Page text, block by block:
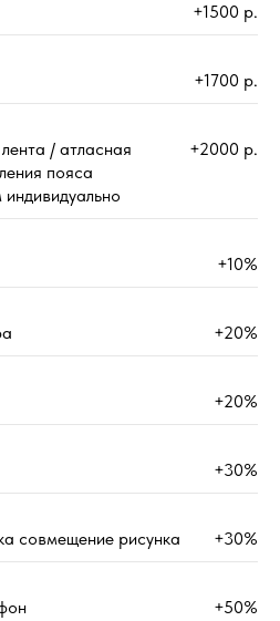
+1500 р.
+1700 р.
/ атласная
пояса
+2000 р.
+10%
+20%
+20%
+30%
совмещение рисунка +30%
+50%